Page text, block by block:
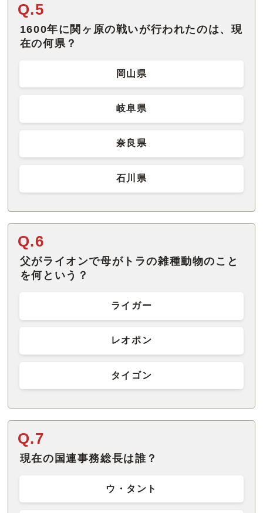
Q.5
1600年に関ヶ原の戦いが行われたのは、現
在の何県？
岡山県
岐阜県
奈良県
石川県
Q.6
父がライオンで母がトラの雑種動物のこと
を何という？
ライガー
レオポン
タイゴン
Q.7
現在の国連事務総長は誰？
ウ・タント